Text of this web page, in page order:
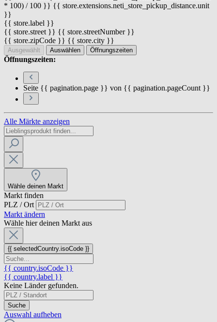
* 100) / 100 }} {{ store.extensions.neti_store_pickup_distance.unit
}}
{{ store.label }}
{{ store.street }} {{ store.streetNumber }}
{{ store.zipCode }} {{ store.city }}
Ausgewählt Auswählen Öffnungszeiten
Öffnungszeiten:
Seite {{ pagination.page }} von {{ pagination.pageCount }}
Alle Märkte anzeigen
Wähle deinen Markt
Markt finden
PLZ / Ort
Markt ändern
Wähle hier deinen Markt aus
{{ selectedCountry.isoCode }}
{{ country.isoCode }}
{{ country.label }}
Keine Länder gefunden.
Suche
Auswahl aufheben